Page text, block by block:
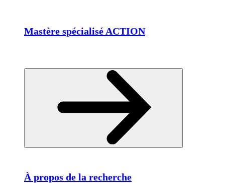
Mastère spécialisé ACTION
À propos de la recherche